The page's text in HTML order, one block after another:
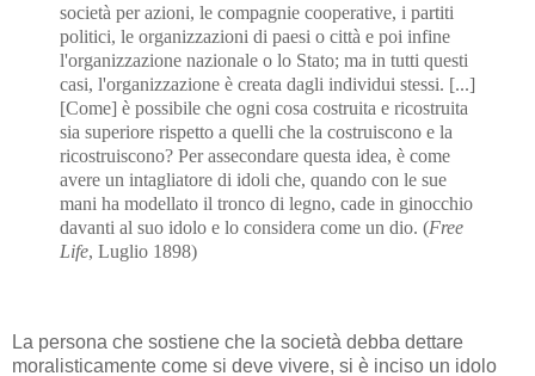
società per azioni, le compagnie cooperative, i partiti
politici, le organizzazioni di paesi o città e poi infine
l'organizzazione nazionale o lo Stato; ma in tutti questi
casi, l'organizzazione è creata dagli individui stessi. [...]
[Come] è possibile che ogni cosa costruita e ricostruita
sia superiore rispetto a quelli che la costruiscono e la
ricostruiscono? Per assecondare questa idea, è come
avere un intagliatore di idoli che, quando con le sue
mani ha modellato il tronco di legno, cade in ginocchio
davanti al suo idolo e lo considera come un dio. (Free
Life, Luglio 1898)
La persona che sostiene che la società debba dettare
moralisticamente come si deve vivere, si è inciso un idolo